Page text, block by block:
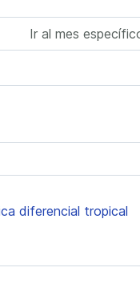
Ir al mes
diferencial tropical